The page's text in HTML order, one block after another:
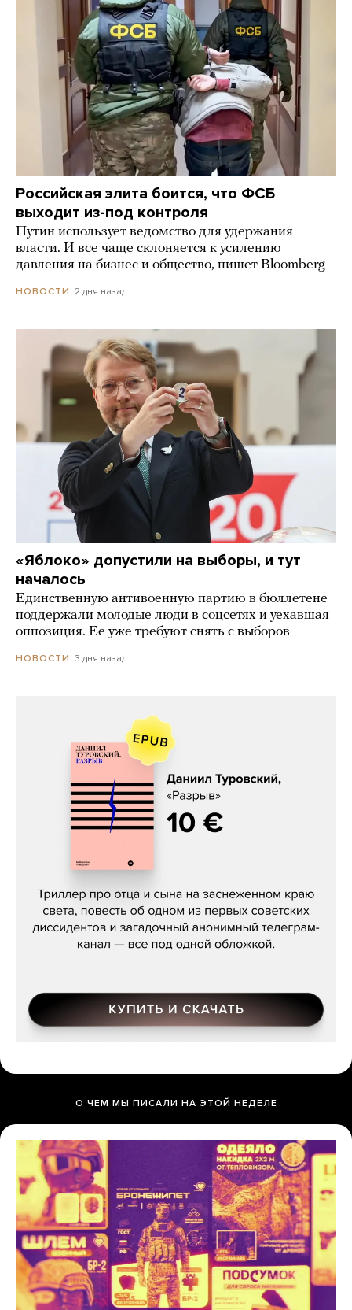
Российская элита боится, что ФСБ
выходит из-под контроля
Путин использует ведомство для удержания
власти. И все чаще склоняется к усилению
давления на бизнес и общество, пишет Bloomberg
НОВОСТИ 2 дня назад
«Яблоко» допустили на выборы, и тут
началось
Единственную антивоенную партию в бюллетене
поддержали молодые люди в соцсетях и уехавшая
оппозиция. Ее уже требуют снять с выборов
НОВОСТИ 3 дня назад
Даниил Туровский, «Разрыв»
О ЧЕМ МЫ ПИСАЛИ НА ЭТОЙ НЕДЕЛЕ